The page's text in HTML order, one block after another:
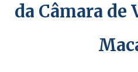
da Câmara de